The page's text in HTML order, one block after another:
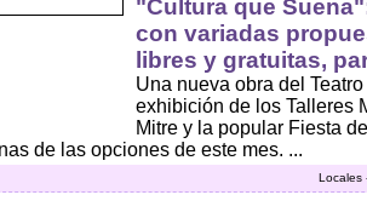
"Cultura que
con variadas
libres y gratuitas,
Una nueva obra del
exhibición de los Talleres
Mitre y la popular Fiesta
de las opciones de este mes. ...
Locales